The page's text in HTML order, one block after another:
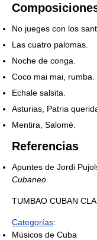
No jueges con los
Las cuatro palomas.
Noche de conga.
Coco mai mai, rumba.
Echale salsita.
Asturias, Patria
Mentira, Salomé.
Referencias
Apuntes de Jordi
Cubaneo
TUMBAO CUBAN
Categorías:
Músicos de Cuba